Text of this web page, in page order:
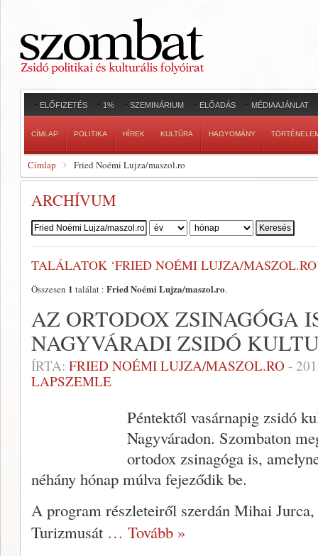
ELŐFIZETÉS 1% SZEMINÁRIUM ELŐADÁS MÉDIAAJÁNLAT
CÍMLAP POLITIKA HÍREK KULTÚRA HAGYOMÁNY
Címlap Fried Noémi Lujza/maszol.ro
ARCHÍVUM
Szerző:
TALÁLATOK ‘FRIED NOÉMI LUJZA/
Összesen 1 találat : Fried Noémi Lujza/maszol.ro.
AZ ORTODOX ZSINAGÓGA
NAGYVÁRADI ZSIDÓ
ÍRTA: FRIED NOÉMI LUJZA/MASZOL.RO -
LAPSZEMLE
Péntektől vasárnapig zsidó
Nagyváradon. Szombaton
ortodox zsinagóga is,
néhány hónap múlva fejeződik be.
A program részleteiről szerdán Mihai Jurca,
Turizmusát … Tovább »